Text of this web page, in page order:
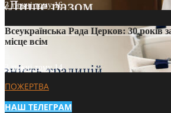
3 тижні тому16
Всеукраїнська Рада Церков: 30 років
місце всім
3 тижні тому14
ПОЖЕРТВА
НАШ ТЕЛЕГРАМ